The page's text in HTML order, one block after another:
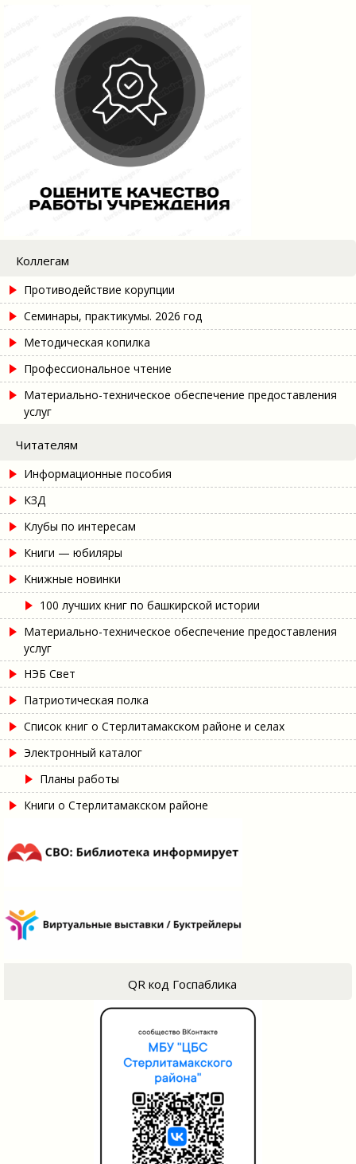
Коллегам
Противодействие корупции
Семинары, практикумы. 2026 год
Методическая копилка
Профессиональное чтение
Материально-техническое обеспечение предоставления
услуг
Читателям
Информационные пособия
КЗД
Клубы по интересам
Книги — юбиляры
Книжные новинки
100 лучших книг по башкирской истории
Материально-техническое обеспечение предоставления
услуг
НЭБ Свет
Патриотическая полка
Список книг о Стерлитамакском районе и селах
Электронный каталог
Планы работы
Книги о Стерлитамакском районе
QR код Госпаблика